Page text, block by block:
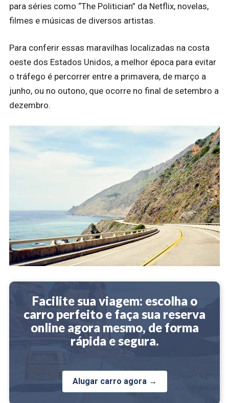
para séries como “The Politician” da Netflix, novelas,
filmes e músicas de diversos artistas.
Para conferir essas maravilhas localizadas na costa
oeste dos Estados Unidos, a melhor época para evitar
o tráfego é percorrer entre a primavera, de março a
junho, ou no outono, que ocorre no final de setembro a
dezembro.
Facilite sua viagem: escolha o
carro perfeito e faça sua reserva
online agora mesmo, de forma
rápida e segura.
Alugar carro agora →